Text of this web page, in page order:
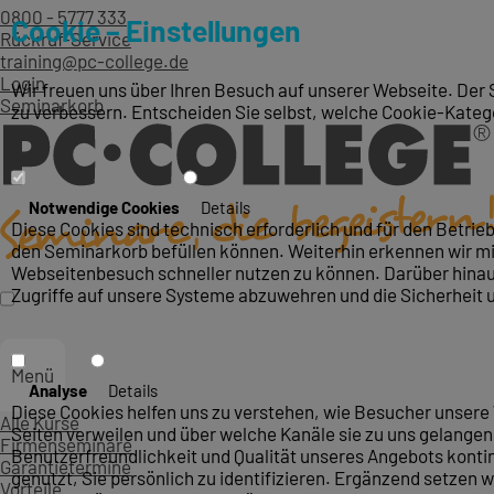
0800 - 5777 333
Rückruf-Service
training@pc-college.de
Login
Seminarkorb
Menü
Alle Kurse
Firmenseminare
Garantietermine
Vorteile
Cookie – Einstellungen
Wir freuen uns über Ihren Besuch auf unserer Webseite.
zu verbessern. Entscheiden Sie selbst, welche Cookie-
Notwendige Cookies Details
Diese Cookies sind technisch erforderlich und für den
den Seminarkorb befüllen können. Weiterhin erkennen wir
Webseitenbesuch schneller nutzen zu können. Darüber
Zugriffe auf unsere Systeme abzuwehren und die Sicherheit
Analyse Details
Diese Cookies helfen uns zu verstehen, wie Besucher
Seiten verweilen und über welche Kanäle sie zu uns
Benutzerfreundlichkeit und Qualität unseres Angebots
genutzt, Sie persönlich zu identifizieren. Ergänzend